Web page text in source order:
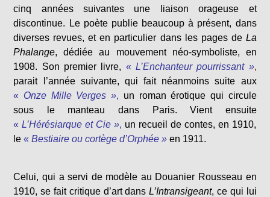
cinq années suivantes une liaison orageuse et
discontinue. Le poète publie beaucoup à présent, dans
diverses revues, et en particulier dans les pages de La
Phalange, dédiée au mouvement néo-symboliste, en
1908. Son premier livre, « L’Enchanteur pourrissant »,
parait l’année suivante, qui fait néanmoins suite aux
« Onze Mille Verges », un roman érotique qui circule
sous le manteau dans Paris. Vient ensuite
«L’Hérésiarque et Cie », un recueil de contes, en 1910,
le «Bestiaire ou cortège d’Orphée » en 1911.
Celui, qui a servi de modèle au Douanier Rousseau en
1910, se fait critique d’art dansL’Intransigeant, ce qui lui